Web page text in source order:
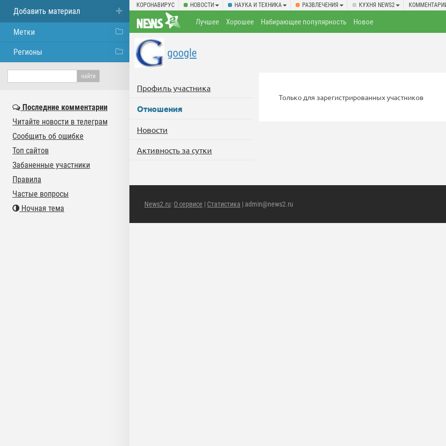
КОРОНАВИРУС НОВОСТИ НАУКА И ТЕХНИКА РАЗВЛЕЧЕНИЯ КУХНЯ NEWS2
Лучшее Хорошее Набирающее популярность Новое
google
Профиль участника
Отношения
Новости
Активность за сутки
Только для зарегистрированных участников
News2.ru: О сервисе | Статистика | admin@news2.ru
Добавить материал
Метки
Регионы
Последние комментарии
Читайте новости в телеграм
Сообщить об ошибке
Топ сайтов
Забаненные участники
Правила
Частые вопросы
Ночная тема